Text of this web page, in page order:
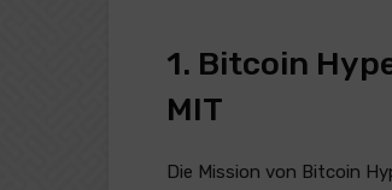
1. Bitcoin
MIT
Die Mission von Bitcoin